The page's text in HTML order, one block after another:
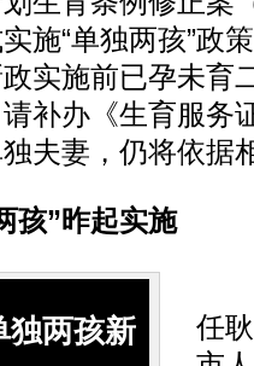
施“单独两孩”政
实施前已孕未育
补办《生育服务
夫妻，仍将依据
”昨起实施
独两孩新
任